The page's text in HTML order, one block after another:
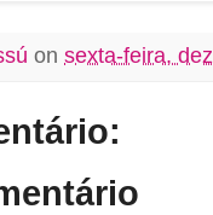
on sexta-feira,